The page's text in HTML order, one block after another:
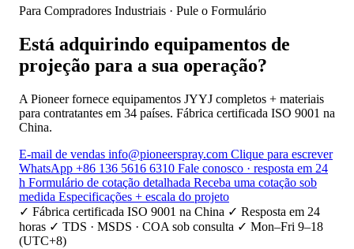
Para Compradores Industriais · Pule o Formulário
Está adquirindo equipamentos de
projeção para a sua operação?
A Pioneer fornece equipamentos JYYJ completos + materiais
para contratantes em 34 países. Fábrica certificada ISO 9001 na
China.
E-mail de vendas info@pioneerspray.com Clique para escrever
WhatsApp +86 136 5616 6310 Fale conosco · resposta em 24
h Formulário de cotação detalhada Receba uma cotação sob
medida Especificações + escala do projeto
✓ Fábrica certificada ISO 9001 na China ✓ Resposta em 24
horas ✓ TDS · MSDS · COA sob consulta ✓ Mon–Fri 9–18
(UTC+8)